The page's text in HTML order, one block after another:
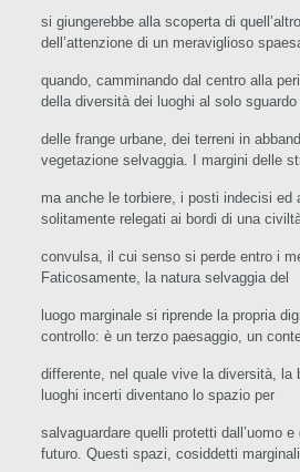
si giungerebbe alla scoperta di
dell’attenzione di un meraviglioso
quando, camminando dal centro alla
della diversità dei luoghi al solo sguardo
delle frange urbane, dei terreni in
vegetazione selvaggia. I margini delle
ma anche le torbiere, i posti indecisi ed
solitamente relegati ai bordi di una
convulsa, il cui senso si perde entro i
Faticosamente, la natura selvaggia del
luogo marginale si riprende la propria
controllo: è un terzo paesaggio, un
differente, nel quale vive la diversità, la
luoghi incerti diventano lo spazio per
salvaguardare quelli protetti dall’uomo e
futuro. Questi spazi, cosiddetti